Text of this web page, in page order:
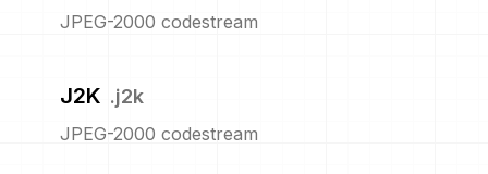
JPEG-2000 codestream
J2K .j2k
JPEG-2000 codestream